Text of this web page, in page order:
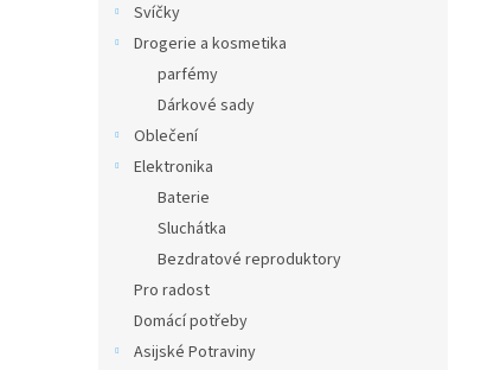
Svíčky
Drogerie a kosmetika
parfémy
Dárkové sady
Oblečení
Elektronika
Baterie
Sluchátka
Bezdratové reproduktory
Pro radost
Domácí potřeby
Asijské Potraviny